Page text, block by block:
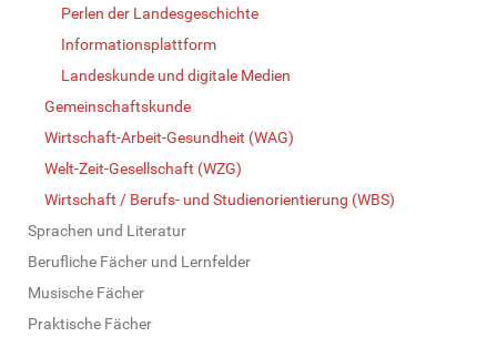
Perlen der Landesgeschichte
Informationsplattform
Landeskunde und digitale Medien
Gemeinschaftskunde
Wirtschaft-Arbeit-Gesundheit (WAG)
Welt-Zeit-Gesellschaft (WZG)
Wirtschaft / Berufs- und Studienorientierung (WBS)
Sprachen und Literatur
Berufliche Fächer und Lernfelder
Musische Fächer
Praktische Fächer